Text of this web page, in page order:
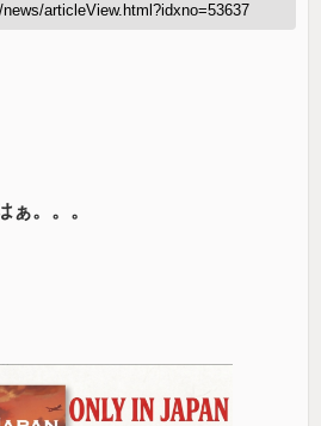
articleView.html?idxno=53637
。。